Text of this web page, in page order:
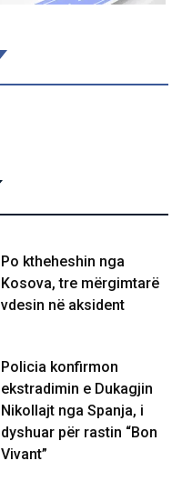
Po ktheheshin nga
Kosova, tre mërgimtarë
vdesin në aksident
Policia konfirmon
ekstradimin e Dukagjin
Nikollajt nga Spanja, i
dyshuar për rastin “Bon
Vivant”